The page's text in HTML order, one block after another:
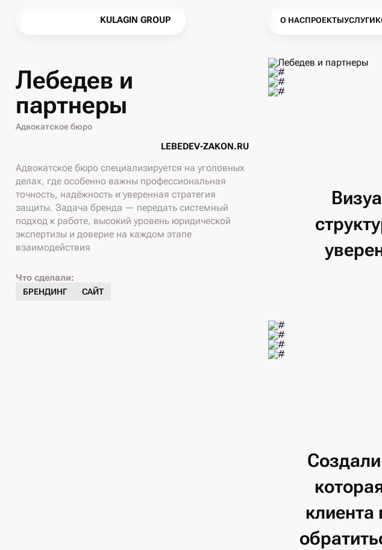
KULAGIN GROUP
О НАСПРОЕКТЫУСЛУГИ
Лебедев и
партнеры
Адвокатское бюро
LEBEDEV-ZAKON.RU
Адвокатское бюро специализируется на уголовных
делах, где особенно важны профессиональная
точность, надёжность и уверенная стратегия
защиты. Задача бренда — передать системный
подход к работе, высокий уровень юридической
экспертизы и доверие на каждом этапе
взаимодействия
Что сделали:
БРЕНДИНГ САЙТ
Создали
клиента